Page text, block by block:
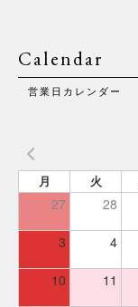
Calendar
営業日カレンダー
月 火
27 28
3 4
10 11